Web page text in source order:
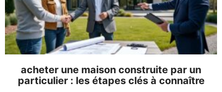
acheter une maison construite par un
particulier : les étapes clés à connaître